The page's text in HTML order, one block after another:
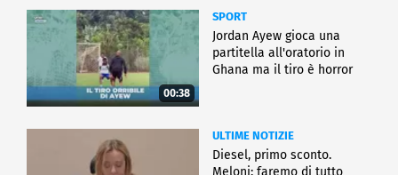
00:38
SPORT
Jordan Ayew gioca una
partitella all'oratorio in
Ghana ma il tiro è horror
ULTIME NOTIZIE
Diesel, primo sconto.